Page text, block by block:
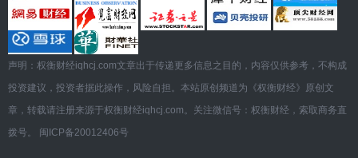
声明：权衡财经iqhcj.com文章出于传递更多信息之目的，内容仅供参考，不构成
投资建议，投资者据此操作，风险自担。本站原创频道为《权衡财经》原创文
章，转载请注册来源于权衡财经iqhcj.com。关注微信号：权衡财经，索取商务直
拨号。 闽ICP备20012406号